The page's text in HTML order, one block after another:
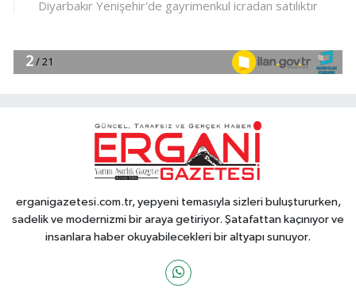
erganigazetesi.com.tr, yepyeni temasıyla sizleri buluştururken,
sadelik ve modernizmi bir araya getiriyor. Şatafattan kaçınıyor ve
insanlara haber okuyabilecekleri bir altyapı sunuyor.